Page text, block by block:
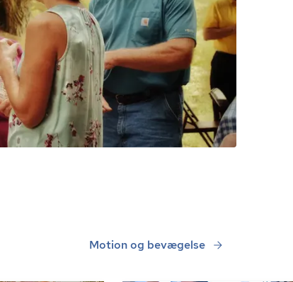
Motion og bevægelse